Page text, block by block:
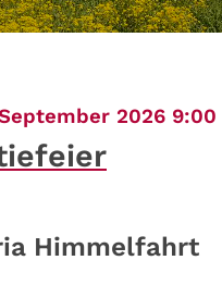
2026 9:00
Himmelfahrt